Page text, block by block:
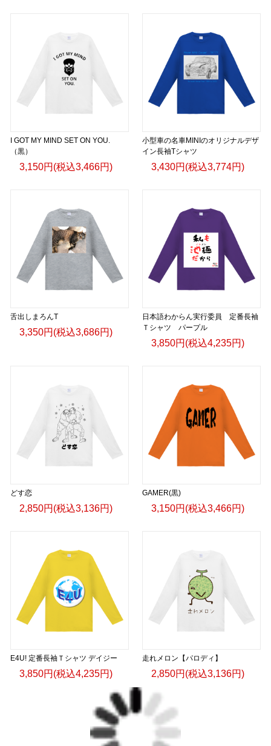
I GOT MY MIND SET ON YOU.
（黒）
3,150円(税込3,466円)
小型車の名車MINIのオリジナルデザ
イン長袖Tシャツ
3,430円(税込3,774円)
舌出しまろんT
3,350円(税込3,686円)
日本語わからん実行委員 定番長袖
Ｔシャツ パープル
3,850円(税込4,235円)
どす恋
2,850円(税込3,136円)
GAMER(黒)
3,150円(税込3,466円)
E4U! 定番長袖Ｔシャツ デイジー
3,850円(税込4,235円)
走れメロン【パロディ】
2,850円(税込3,136円)